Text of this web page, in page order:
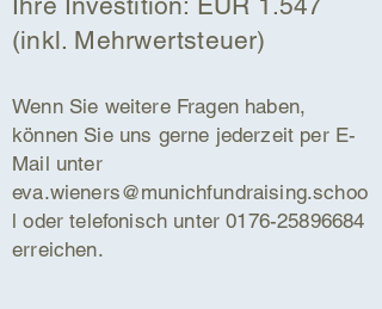
(inkl. Mehrwertsteuer)
Wenn Sie weitere Fragen haben,
können Sie uns gerne jederzeit per E-
Mail unter
eva.wieners@munichfundraising.schoo
l oder telefonisch unter0176-25896684
erreichen.